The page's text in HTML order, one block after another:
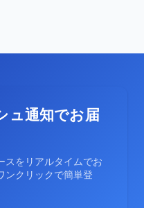
ュ通知でお届
スをリアルタイムでお
ンクリックで簡単登